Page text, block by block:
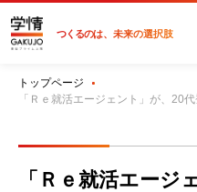
つくるのは、未来の選択肢
トップページ
「Ｒｅ就活エージェント」が、20
「Ｒｅ就活エージ